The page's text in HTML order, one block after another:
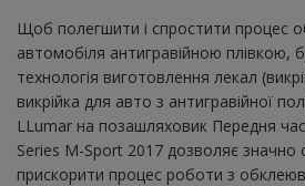
Щоб полегшити і спростити процес
автомобіля антигравійною плівкою,
технологія виготовлення лекал
викрійка для авто з антигравійної
LLumar на позашляховик Передня
Series M-Sport 2017 дозволяє значно
прискорити процес роботи з